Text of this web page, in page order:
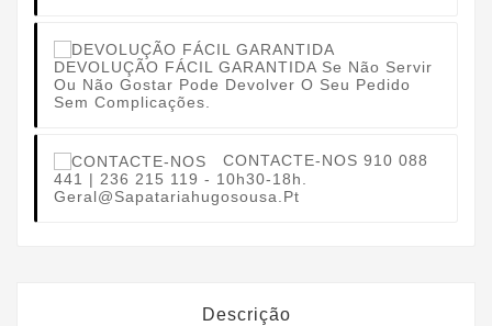
DEVOLUÇÃO FÁCIL GARANTIDA Se Não Servir
Ou Não Gostar Pode Devolver O Seu Pedido
Sem Complicações.
CONTACTE-NOS 910 088
441 | 236 215 119 - 10h30-18h.
Geral@sapatariahugosousa.pt
Descrição